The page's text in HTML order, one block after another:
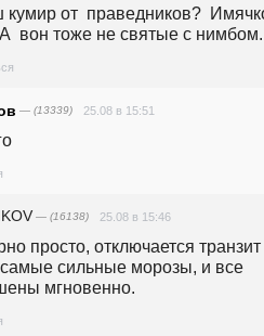
от  праведников?
вон тоже не святые с нимбом.
— (13339) 25.08 в 15:51
— (16138) 25.08 в 15:46
просто, отключается транзит
самые сильные морозы, и все
мгновенно.